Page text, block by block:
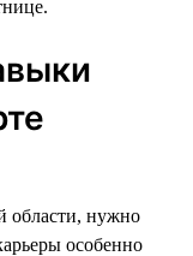
области, нужно
особенно